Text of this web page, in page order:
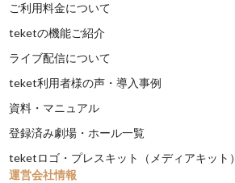
ご利用料金について
teketの機能ご紹介
ライブ配信について
teket利用者様の声・導入事例
資料・マニュアル
登録済み劇場・ホール一覧
teketロゴ・プレスキット（メディアキット）
運営会社情報